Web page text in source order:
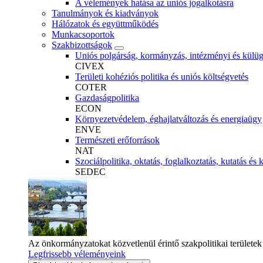
A vélemények hatása az uniós jogalkotásra
Tanulmányok és kiadványok
Hálózatok és együttműködés
Munkacsoportok
Szakbizottságok
Uniós polgárság, kormányzás, intézményi és
CIVEX
Területi kohéziós politika és uniós költségvetés
COTER
Gazdaságpolitika
ECON
Környezetvédelem, éghajlatváltozás és energiaügy
ENVE
Természeti erőforrások
NAT
Szociálpolitika, oktatás, foglalkoztatás, kutatás és
SEDEC
Az önkormányzatokat közvetlenül érintő szakpolitikai területek
Legfrissebb véleményeink